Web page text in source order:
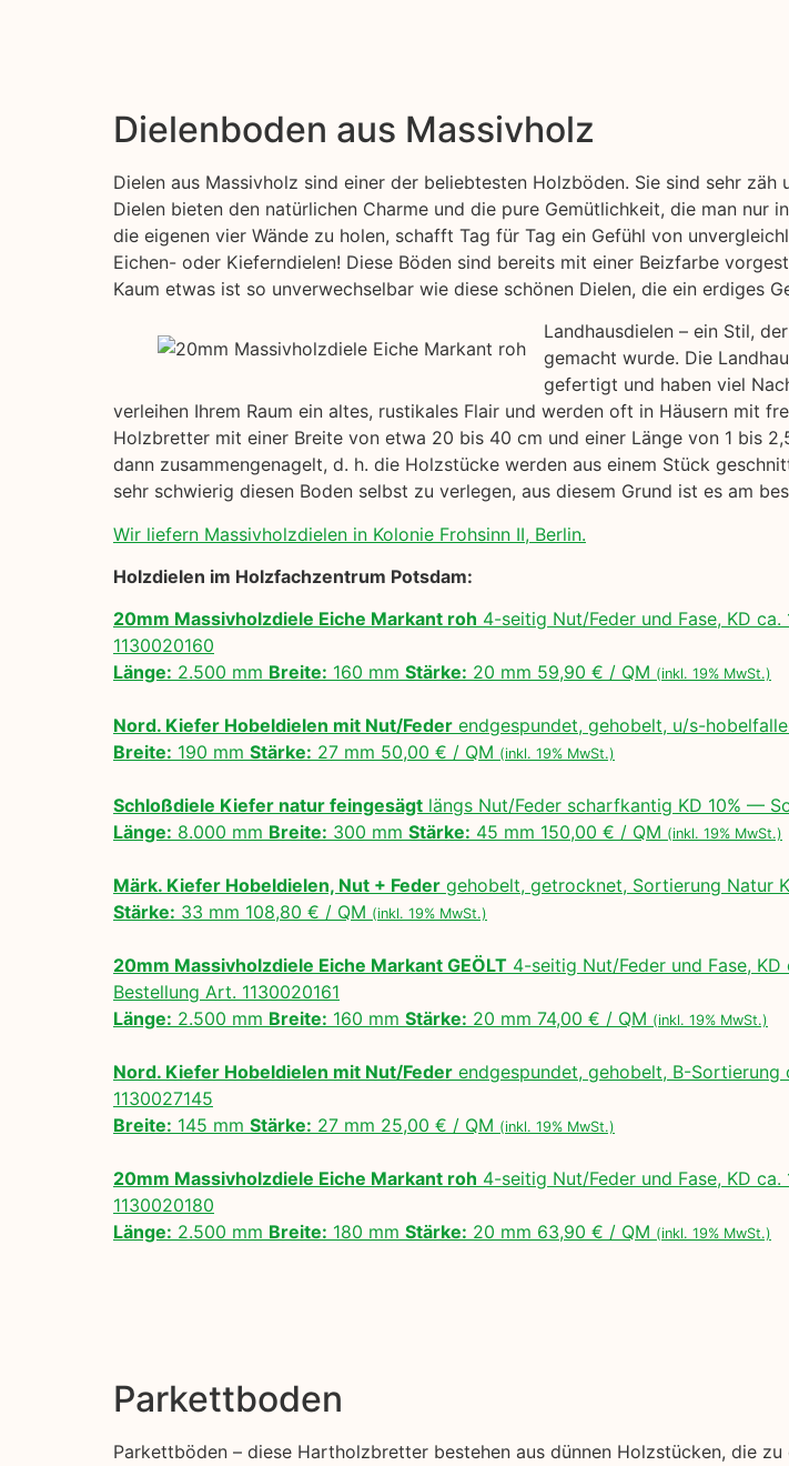
Dielenboden aus Massivholz
Dielen aus Massivholz sind einer der beliebtesten Holzböden. Sie sind sehr
Dielen bieten den natürlichen Charme und die pure Gemütlichkeit, die man
die eigenen vier Wände zu holen, schafft Tag für Tag ein Gefühl von
Eichen- oder Kieferndielen! Diese Böden sind bereits mit einer Beizfarbe
Kaum etwas ist so unverwechselbar wie diese schönen Dielen, die ein erdiges
Landhausdielen – ein Stil,
gemacht wurde. Die
gefertigt und haben viel
verleihen Ihrem Raum ein altes, rustikales Flair und werden oft in Häusern mit
Holzbretter mit einer Breite von etwa 20 bis 40 cm und einer Länge von 1 bis
dann zusammengenagelt, d. h. die Holzstücke werden aus einem Stück
sehr schwierig diesen Boden selbst zu verlegen, aus diesem Grund ist es am
Wir liefern Massivholzdielen in Kolonie Frohsinn II, Berlin.
Holzdielen im Holzfachzentrum Potsdam:
20mm Massivholzdiele Eiche Markant roh 4-seitig Nut/Feder und Fase, KD
1130020160
Länge: 2.500 mm Breite: 160 mm Stärke: 20 mm 59,90 € / QM (inkl. 19% MwSt.)
Nord. Kiefer Hobeldielen mit Nut/Feder endgespundet, gehobelt, u/s-
Breite: 190 mm Stärke: 27 mm 50,00 € / QM (inkl. 19% MwSt.)
Schloßdiele Kiefer natur feingesägt längs Nut/Feder scharfkantig KD 10%
Länge: 8.000 mm Breite: 300 mm Stärke: 45 mm 150,00 € / QM (inkl. 19% MwSt.)
Märk. Kiefer Hobeldielen, Nut + Feder gehobelt, getrocknet, Sortierung
Stärke: 33 mm 108,80 € / QM (inkl. 19% MwSt.)
20mm Massivholzdiele Eiche Markant GEÖLT 4-seitig Nut/Feder und Fase,
Bestellung Art. 1130020161
Länge: 2.500 mm Breite: 160 mm Stärke: 20 mm 74,00 € / QM (inkl. 19% MwSt.)
Nord. Kiefer Hobeldielen mit Nut/Feder endgespundet, gehobelt, B-
1130027145
Breite: 145 mm Stärke: 27 mm 25,00 € / QM (inkl. 19% MwSt.)
20mm Massivholzdiele Eiche Markant roh 4-seitig Nut/Feder und Fase, KD
1130020180
Länge: 2.500 mm Breite: 180 mm Stärke: 20 mm 63,90 € / QM (inkl. 19% MwSt.)
Parkettboden
Parkettböden – diese Hartholzbretter bestehen aus dünnen Holzstücken, die